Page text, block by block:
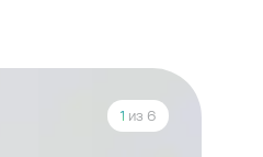
1 из 6